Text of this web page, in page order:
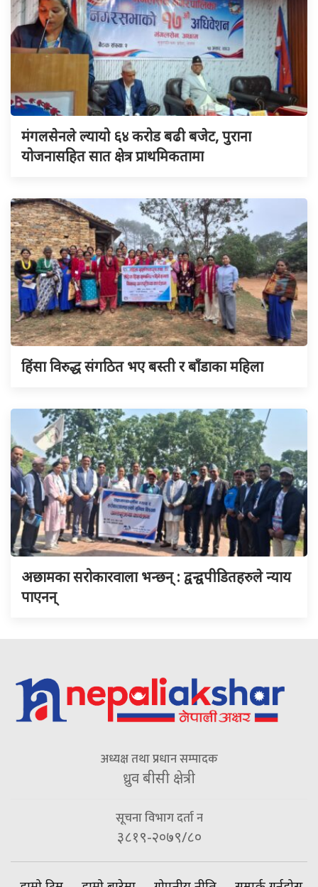
मंगलसेनले ल्यायो ६४ करोड बढी बजेट, पुराना
योजनासहित सात क्षेत्र प्राथमिकतामा
हिंसा विरुद्ध संगठित भए बस्ती र बाँडाका महिला
अछामका सरोकारवाला भन्छन् : द्वन्द्वपीडितहरुले न्याय
पाएनन्
अध्यक्ष तथा प्रधान सम्पादक
ध्रुव बीसी क्षेत्री
सूचना विभाग दर्ता न
३८१९-२०७९/८०